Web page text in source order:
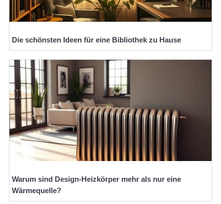
Die schönsten Ideen für eine Bibliothek zu Hause
Warum sind Design-Heizkörper mehr als nur eine
Wärmequelle?